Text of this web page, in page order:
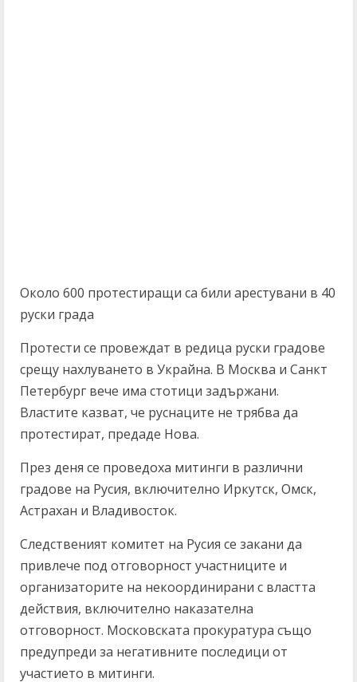
Около 600 протестиращи са били арестувани в 40
руски града
Протести се провеждат в редица руски градове
срещу нахлуването в Украйна. В Москва и Санкт
Петербург вече има стотици задържани.
Властите казват, че руснаците не трябва да
протестират, предаде Нова.
През деня се проведоха митинги в различни
градове на Русия, включително Иркутск, Омск,
Астрахан и Владивосток.
Следственият комитет на Русия се закани да
привлече под отговорност участниците и
организаторите на некоординирани с властта
действия, включително наказателна
отговорност. Московската прокуратура също
предупреди за негативните последици от
участието в митинги.